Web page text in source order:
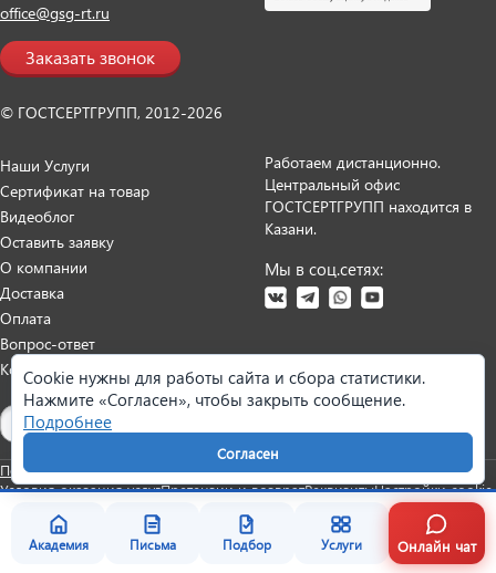
Академия Письма Подбор Услуги Онлайн чат
office@gsg-rt.ru
Заказать звонок
© ГОСТСЕРТГРУПП, 2012-2026
Наши Услуги
Сертификат на товар
Видеоблог
Оставить заявку
О компании
Доставка
Оплата
Вопрос-ответ
Контакты
Работаем дистанционно.
Центральный офис
ГОСТСЕРТГРУПП находится в
Казани.
Мы в соц.сетях:
Политика персональных данныхСогласие на обработку данных
Условия оказания услугПретензии и возвратРеквизитыНастройки cookie
Cookie нужны для работы сайта и сбора статистики.
Нажмите «Согласен», чтобы закрыть сообщение.
Подробнее
Согласен